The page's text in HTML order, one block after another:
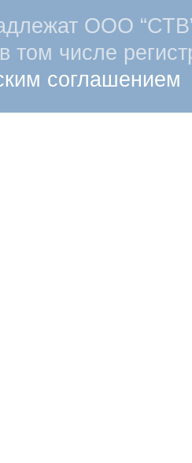
ООО
том числе
соглашением